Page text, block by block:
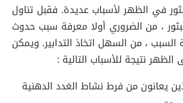
في الظهر لأسباب عديدة. فقبل تناول
، من الضروري أولا معرفة سبب حدوث
السبب ، من السهل اتخاذ التدابير. ويمكن
الظهر نتيجة للأسباب التالية :
يعانون من فرط نشاط الغدد الدهنية